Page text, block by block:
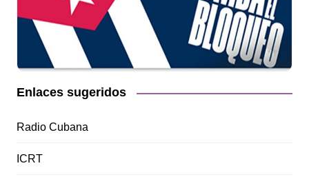
Enlaces sugeridos
Radio Cubana
ICRT